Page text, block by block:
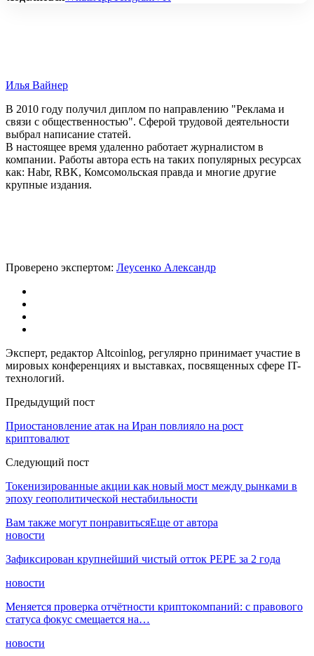
Илья Вайнер
В 2010 году получил диплом по направлению "Реклама и
связи с общественностью". Сферой трудовой деятельности
выбрал написание статей.
В настоящее время удаленно работает журналистом в
компании. Работы автора есть на таких популярных ресурсах
как: Habr, RBK, Комсомольская правда и многие другие
крупные издания.
Проверено экспертом: Леусенко Александр
Эксперт, редактор Altcoinlog, регулярно принимает участие в
мировых конференциях и выставках, посвященных сфере IT-
технологий.
Предыдущий пост
Приостановление атак на Иран повлияло на рост
криптовалют
Следующий пост
Токенизированные акции как новый мост между рынками в
эпоху геополитической нестабильности
Вам также могут понравитьсяЕще от автора
новости
Зафиксирован крупнейший чистый отток PEPE за 2 года
новости
Меняется проверка отчётности криптокомпаний: с правового
статуса фокус смещается на…
новости